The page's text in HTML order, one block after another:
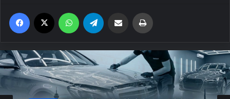
Facebook WhatsApp Email'den paylaş